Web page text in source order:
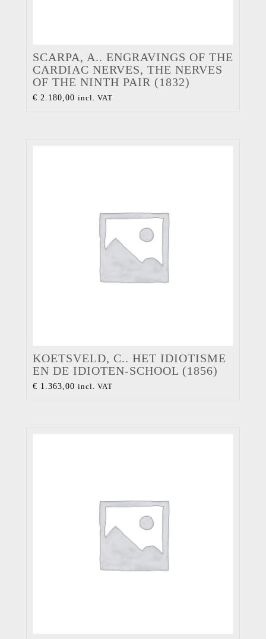
SCARPA, A.. ENGRAVINGS OF THE
CARDIAC NERVES, THE NERVES
OF THE NINTH PAIR (1832)
€ 2.180,00 incl. VAT
KOETSVELD, C.. HET IDIOTISME
EN DE IDIOTEN-SCHOOL (1856)
€ 1.363,00 incl. VAT